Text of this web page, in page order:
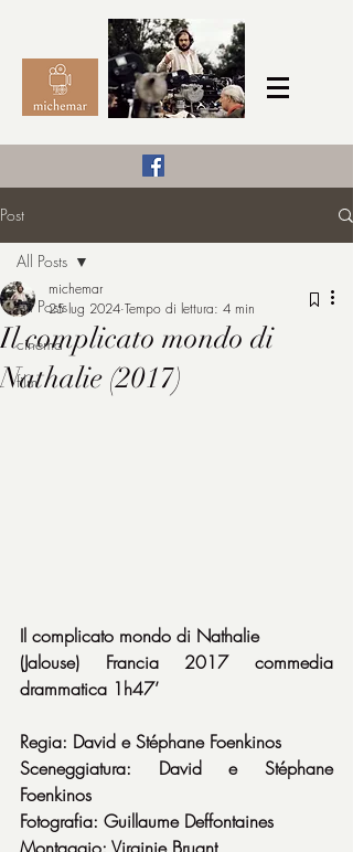
michemar
Post
All Posts
cinema
film
All Posts
Il complicato mondo di
Nathalie (2017)
michemar
25 lug 2024 Tempo di lettura: 4 min
Il complicato mondo di Nathalie
(Jalouse) Francia 2017 commedia
drammatica 1h47’
Regia: David e Stéphane Foenkinos
Sceneggiatura: David e Stéphane
Foenkinos
Fotografia: Guillaume Deffontaines